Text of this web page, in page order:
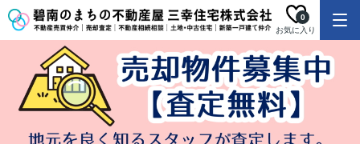
お気に入り
0